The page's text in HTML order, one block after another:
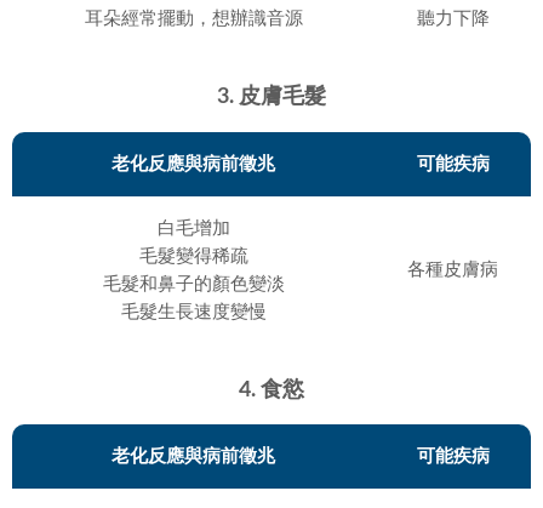
耳朵經常擺動，想辦識音源 聽力下降
3. 皮膚毛髮
老化反應與病前徵兆 可能疾病
白毛增加
毛髮變得稀疏
毛髮和鼻子的顏色變淡
毛髮生長速度變慢
各種皮膚病
4. 食慾
老化反應與病前徵兆 可能疾病